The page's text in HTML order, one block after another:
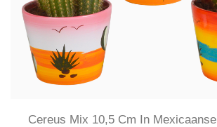
Cereus Mix 10,5 Cm In